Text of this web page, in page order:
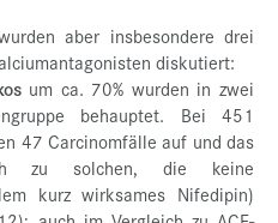
aber insbesondere drei
diskutiert:
um ca. 70% wurden in zwei
behauptet. Bei 451
47 Carcinomfälle auf und das
zu solchen, die keine
kurz wirksames Nifedipin)